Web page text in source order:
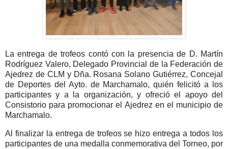
La entrega de trofeos contó con la presencia de D. Martín
Rodríguez Valero, Delegado Provincial de la Federación de
Ajedrez de CLM y Dña. Rosana Solano Gutiérrez, Concejal
de Deportes del Ayto. de Marchamalo, quién felicitó a los
participantes y a la organización, y ofreció el apoyo del
Consistorio para promocionar el Ajedrez en el municipio de
Marchamalo.
Al finalizar la entrega de trofeos se hizo entrega a todos los
participantes de una medalla conmemorativa del Torneo, por